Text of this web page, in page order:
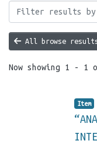
All browse
Now showing 1 - 1
Item